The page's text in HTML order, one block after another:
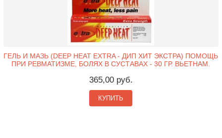
ГЕЛЬ И МАЗЬ (DEEP HEAT EXTRA - ДИП ХИТ ЭКСТРА) ПОМОЩЬ
ПРИ РЕВМАТИЗМЕ, БОЛЯХ В СУСТАВАХ - 30 ГР. ВЬЕТНАМ.
365,00 руб.
КУПИТЬ